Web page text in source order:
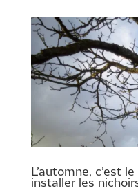
L’automne, c’est
installer les